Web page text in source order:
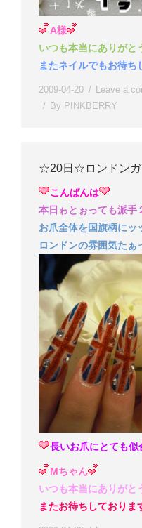
A様
いつも本当にありがと
またネイルでもお待ち
2009-04-20 Leave a
By PINKBERRY
☆20日☆ロンドン
こんばんは
本日ゎとぉっても派手
お爪全体を国旗柄にッ
ロンドンの雰囲気たぁ
長いお爪にとても似
Mちゃん
いつも本当にありがと
またお待ちしておりま